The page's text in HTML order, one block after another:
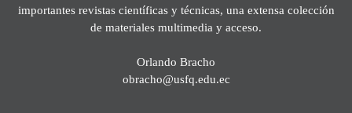
importantes revistas científicas y técnicas, una extensa colección
de materiales multimedia y acceso.
Orlando Bracho
obracho@usfq.edu.ec